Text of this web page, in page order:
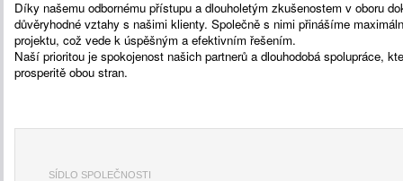
Díky našemu odbornému přístupu a dlouholetým zkušenostem v oboru
důvěryhodné vztahy s našimi klienty. Společně s nimi přinášíme
projektu, což vede k úspěšným a efektivním řešením.
Naší prioritou je spokojenost našich partnerů a dlouhodobá spolupráce,
prosperitě obou stran.
SÍDLO SPOLEČNOSTI